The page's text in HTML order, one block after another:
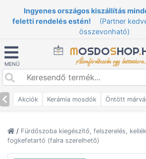
Ingyenes országos kiszállítás
feletti rendelés estén!
(Partner
összevonható)
MENÜ
MOSDOSHOP.
Álomfürdőszoba egy kattintásra...
Akciók Kerámia mosdók Öntött
/ Fürdőszoba kiegészítő, felszerelés, kellék
fogkefetartó (falra szerelhető)